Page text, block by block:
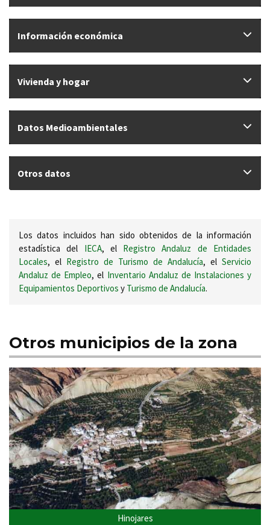
Información económica
Vivienda y hogar
Datos Medioambientales
Otros datos
Los datos incluidos han sido obtenidos de la información
estadística del IECA, el Registro Andaluz de Entidades
Locales, el Registro de Turismo de Andalucía, el Servicio
Andaluz de Empleo, el Inventario Andaluz de Instalaciones y
Equipamientos Deportivos y Turismo de Andalucía.
Otros municipios de la zona
Hinojares